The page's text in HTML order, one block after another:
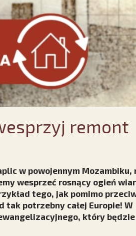
remont
w powojennym Mozambiku,
wesprzeć rosnący ogień
tego, jak pomimo
tak potrzebny całej Europie! W
który będzie